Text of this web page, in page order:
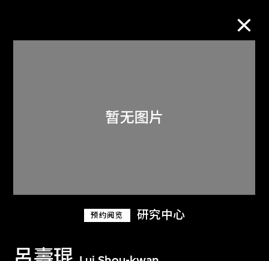
预约阅览 研究中心
关于M+藏品
探索世界顶级的二十及二十一世纪视觉
文化藏品。